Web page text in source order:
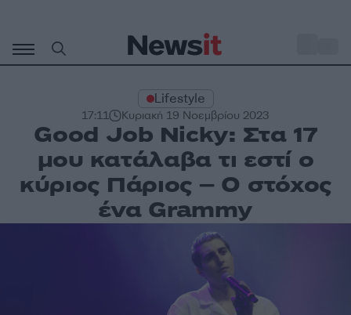
περιεχόμενο
Lifestyle
17:11 Κυριακή 19 Νοεμβρίου 2023
Good Job Nicky: Στα 17
μου κατάλαβα τι εστί ο
κύριος Πάριος – Ο στόχος
ένα Grammy